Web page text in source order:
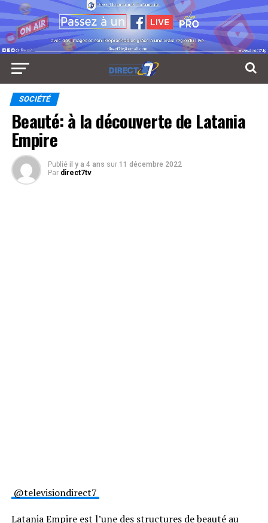
SOCIÉTÉ
Beauté: à la découverte de Latania
Empire
Publié il y a 4 ans sur 11 décembre 2022
Par direct7tv
@televisiondirect7
Latania Empire est l’une des structures de beauté au